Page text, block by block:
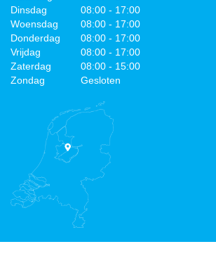
Dinsdag
08:00 - 17:00
Woensdag
08:00 - 17:00
Donderdag
08:00 - 17:00
Vrijdag
08:00 - 17:00
Zaterdag
08:00 - 15:00
Zondag
Gesloten